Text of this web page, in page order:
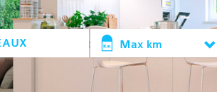
Max km